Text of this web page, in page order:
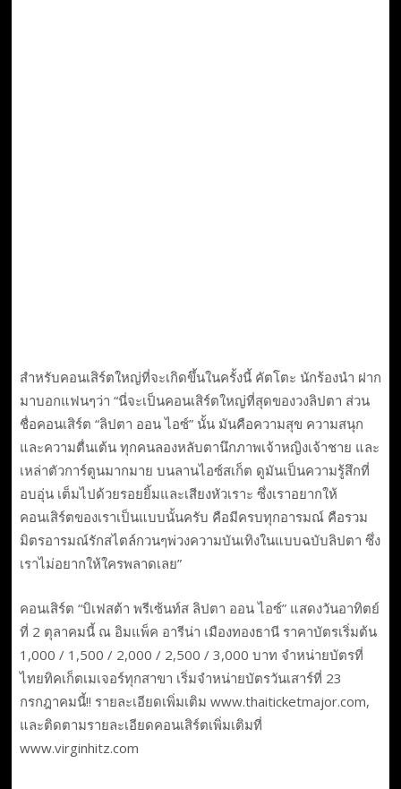
สำหรับคอนเสิร์ตใหญ่ที่จะเกิดขึ้นในครั้งนี้ คัตโตะ นักร้องนำ ฝาก
มาบอกแฟนๆว่า “นี่จะเป็นคอนเสิร์ตใหญ่ที่สุดของวงลิปตา ส่วน
ชื่อคอนเสิร์ต “ลิปตา ออน ไอซ์” นั้น มันคือความสุข ความสนุก
และความตื่นเต้น ทุกคนลองหลับตานึกภาพเจ้าหญิงเจ้าชาย และ
เหล่าตัวการ์ตูนมากมาย บนลานไอซ์สเก็ต ดูมันเป็นความรู้สึกที่
อบอุ่น เต็มไปด้วยรอยยิ้มและเสียงหัวเราะ ซึ่งเราอยากให้
คอนเสิร์ตของเราเป็นแบบนั้นครับ คือมีครบทุกอารมณ์ คือรวม
มิตรอารมณ์รักสไตล์กวนๆพ่วงความบันเทิงในแบบฉบับลิปตา ซึ่ง
เราไม่อยากให้ใครพลาดเลย”
คอนเสิร์ต “บิเฟสต้า พรีเซ้นท์ส ลิปตา ออน ไอซ์” แสดงวันอาทิตย์
ที่ 2 ตุลาคมนี้ ณ อิมแพ็ค อารีน่า เมืองทองธานี ราคาบัตรเริ่มต้น
1,000 / 1,500 / 2,000 / 2,500 / 3,000 บาท จำหน่ายบัตรที่
ไทยทิคเก็ตเมเจอร์ทุกสาขา เริ่มจำหน่ายบัตรวันเสาร์ที่ 23
กรกฎาคมนี้!! รายละเอียดเพิ่มเติม www.thaiticketmajor.com,
และติดตามรายละเอียดคอนเสิร์ตเพิ่มเติมที่
www.virginhitz.com